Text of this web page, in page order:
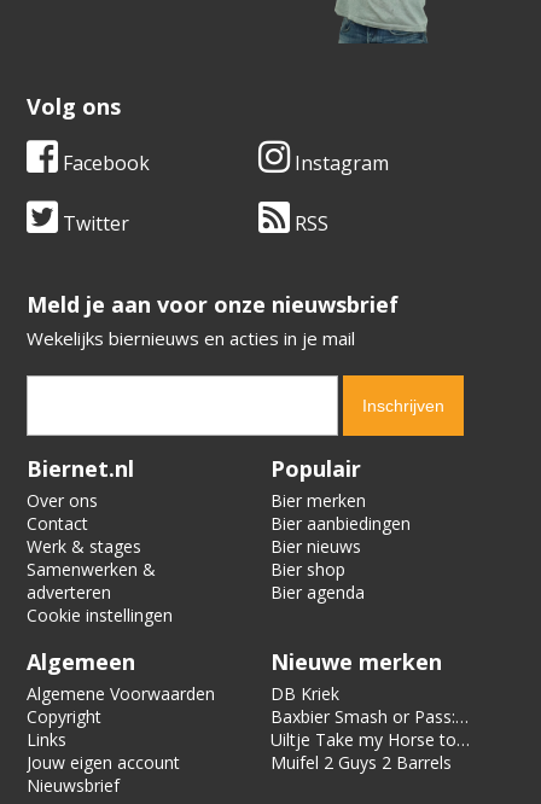
Volg ons
Facebook Instagram
Twitter RSS
​​​​​​​Meld je aan voor onze nieuwsbrief
Wekelijks biernieuws en acties in je mail
Verification code:
Biernet.nl
Over ons
Contact
Werk & stages
Samenwerken &
adverteren
Cookie instellingen
Populair
Bier merken
Bier aanbiedingen
Bier nieuws
Bier shop
Bier agenda
Algemeen
Algemene Voorwaarden
Copyright
Links
Jouw eigen account
Nieuwsbrief
Nieuwe merken
DB Kriek
Baxbier Smash or Pass:
Strata
Uiltje Take my Horse to
the Hotel Room
Muifel 2 Guys 2 Barrels